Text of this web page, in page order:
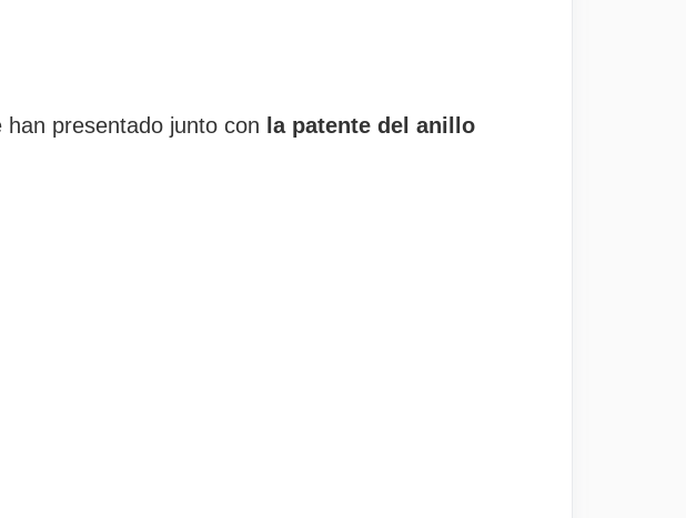
presentado junto con la patente del anillo